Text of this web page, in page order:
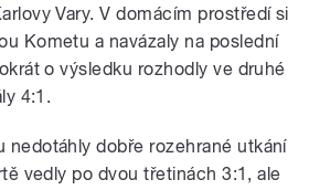
Vary. V domácím prostředí si
Kometu a navázaly na poslední
o výsledku rozhodly ve druhé
4:1.
nedotáhly dobře rozehrané utkání
vedly po dvou třetinách 3:1, ale